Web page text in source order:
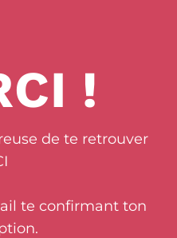
!
de te retrouver
te confirmant ton